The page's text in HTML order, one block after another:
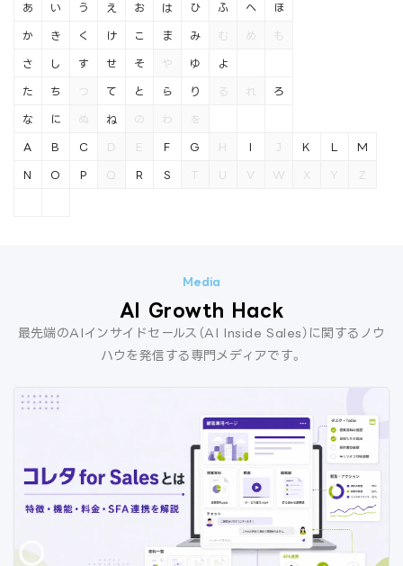
あ い う え お
か き く け こ
さ し す せ そ
た ち つ て と
な に ぬ ね の
は ひ ふ へ ほ
ま み む め も
や ゆ よ
ら り る れ ろ
わ を
A B C D E F G H I J K L M
N O P Q R S T U V W X Y Z
AI Growth Hack
最先端のAIインサイドセールス（AI Inside Sales）に関するノウ
ハウを発信する専門メディアです。